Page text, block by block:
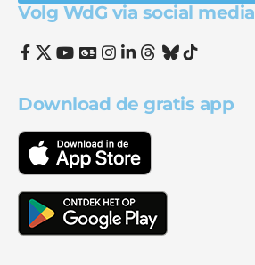
Volg WdG via social media
Download de gratis app